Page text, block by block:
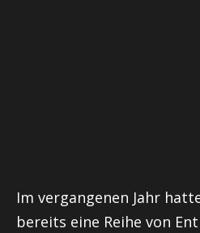
Im vergangenen Jahr
bereits eine Reihe von